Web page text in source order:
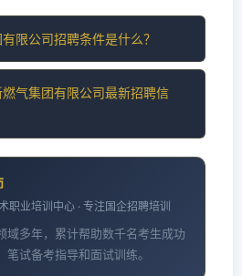
限公司招聘条件是什么？
气集团有限公司最新招聘信
职业培训中心 · 专注国企招聘培训
域多年，累计帮助数千名考生成功
笔试备考指导和面试训练。